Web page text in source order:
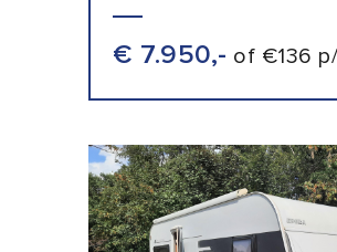
€ 7.950,- of €136